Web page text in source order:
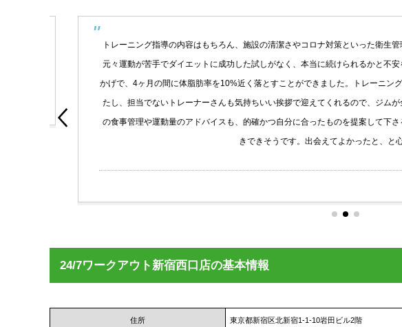
トレーニング指導の内容はもちろん、施設の清潔さやコロナ対策といった衛生管理
元々運動が苦手でダイエットに成功した試しがなく、本当に続けられるかと不安を
かげで、4ヶ月の間に体脂肪率を10%近く落とすことができました。トレーニングは
たし、担当でないトレーナーさんも気持ちいい挨拶で迎えてくれるので、ジムが全
の食事管理や運動量のアドバイスも、的確かつ自分に合ったものを提案して下さる
きできそうです。出会えてよかったと、と心か
24/7ワークアウト新宿西口店の基本情報
住所 東京都新宿区北新宿1-1-10岩田ビル2階